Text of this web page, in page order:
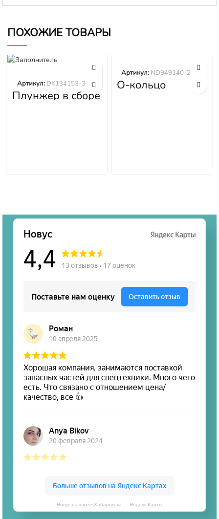
ПОХОЖИЕ ТОВАРЫ
Плунжер в сборе
DK134153-3520
Артикул: DK134153-3520 О-кольцо
ND949140-2570
Артикул: ND949140-2570
Новус на карте Хабаровска — Яндекс Карты